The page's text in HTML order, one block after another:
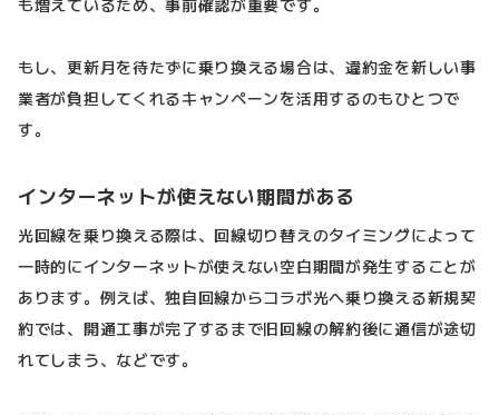
も増えているため、事前確認が重要です。
もし、更新月を待たずに乗り換える場合は、違約金を新しい事
業者が負担してくれるキャンペーンを活用するのもひとつで
す。
インターネットが使えない期間がある
光回線を乗り換える際は、回線切り替えのタイミングによって
一時的にインターネットが使えない空白期間が発生することが
あります。例えば、独自回線からコラボ光へ乗り換える新規契
約では、開通工事が完了するまで旧回線の解約後に通信が途切
れてしまう、などです。